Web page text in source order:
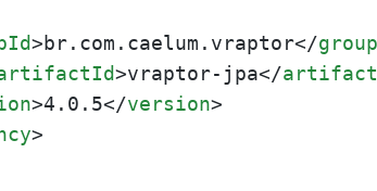
>br.com.caelum.vraptor</
>vraptor-jpa</
>4.0.5</version>
>